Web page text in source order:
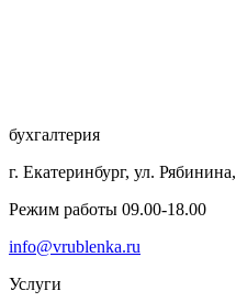
бухгалтерия
г. Екатеринбург, ул.
Режим работы 09.00-18.00
info@vrublenka.ru
Услуги